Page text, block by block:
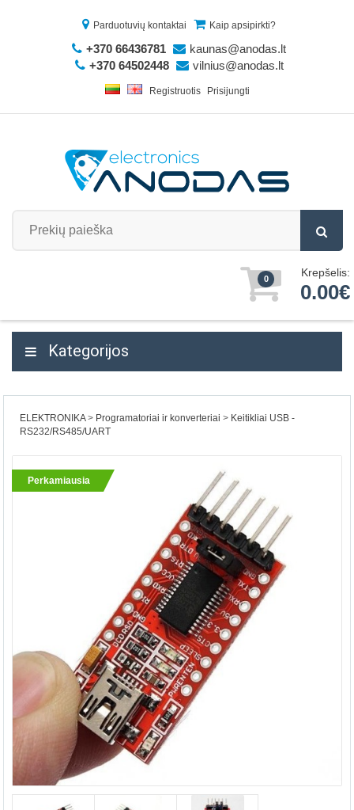
Parduotuvių kontaktai Kaip apsipirkti?
+370 66436781
kaunas@anodas.lt
+370 64502448
vilnius@anodas.lt
Registruotis Prisijungti
0 Krepšelis:
0.00€
Kategorijos
ELEKTRONIKA Programatoriai ir konverteriai
Keitikliai USB -
RS232/RS485/UART
Perkamiausia